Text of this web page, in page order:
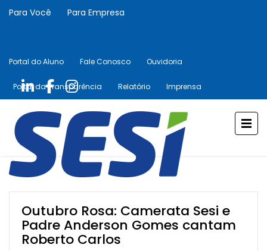
Para Você Para Empresa
Portal do Aluno Fale Conosco Ouvidoria
Portal da Transparência Relatório Imprensa
Outubro Rosa: Camerata Sesi e
Padre Anderson Gomes cantam
Roberto Carlos